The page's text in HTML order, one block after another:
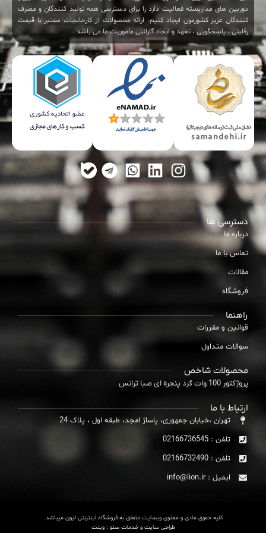
دوربین های مداربسته فعالیت دارد را برای دسترسی همه تولید کنندگان و مصرف
کنندگان عزیز کشورمون ایجاد کنیم. ارائه محصولات از کارخانجات معتبر با قیمت
رقابتی ، پاسخگویی ، تعهد و ایجاد گارانتی ماموریت ما می باشد .
دسترسی ها
درباره ما
تماس با ما
مقالات
فروشگاه
راهنما
قوانین و مقررات
سوالات متداول
محصولات شاخص
پروژکتور 100 وات گرد پنجره ای صبا ترانس
ارتباط با ما
تهران ،خیابان جمهوری، پاساژ امجد، طبقه اول ، پلاک 24
تلفن : 02166736545
تلفن : 02166732490
ایمیل : info@lion.ir
کلیه حقوق مادی و معنوی وبسایت متعلق به فروشگاه اینترنتی لیون میباشد.
طراحی سایت وخدمات سئو : وینت